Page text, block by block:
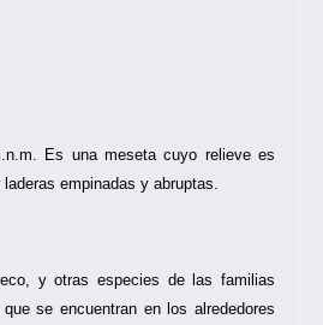
Es una meseta cuyo relieve es
empinadas y abruptas.
y otras especies de las familias
se encuentran en los alrededores